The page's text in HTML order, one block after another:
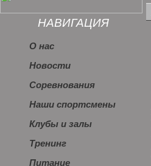
НАВИГАЦИЯ
О нас
Новости
Соревнования
Наши спортсмены
Клубы и залы
Тренинг
Питание